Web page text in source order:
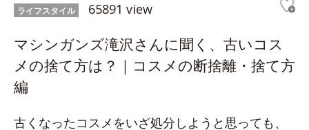
ライフスタイル 65891 view
マシンガンズ滝沢さんに聞く、古いコス
メの捨て方は？｜コスメの断捨離・捨て方
編
古くなったコスメをいざ処分しようと思っても、